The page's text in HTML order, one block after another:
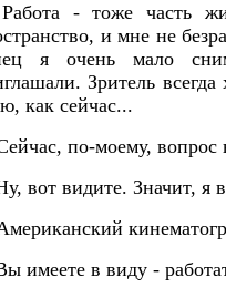
Работа - тоже часть
и мне не
я очень мало
Зритель
как сейчас...
по-моему, вопрос
вот видите. Значит, я
имеете в виду -